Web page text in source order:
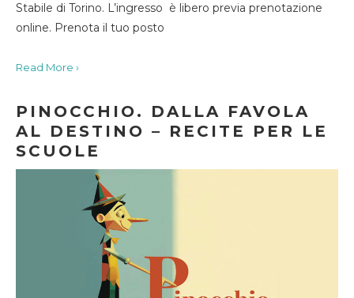
Stabile di Torino. L’ingresso è libero previa prenotazione
online. Prenota il tuo posto
Read More ›
PINOCCHIO. DALLA FAVOLA
AL DESTINO – RECITE PER LE
SCUOLE